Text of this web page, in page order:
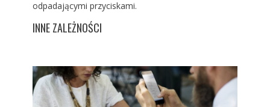
odpadającymi przyciskami.
INNE ZALEŻNOŚCI